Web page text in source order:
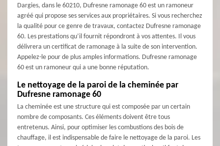
Dargies, dans le 60210, Dufresne ramonage 60 est un ramoneur
agréé qui propose ses services aux propriétaires. Si vous recherchez
la qualité pour ce genre de travaux, contactez Dufresne ramonage
60. Les prestations qu’il fournit répondront à vos attentes. Il vous
délivrera un certificat de ramonage à la suite de son intervention.
Appelez-le pour de plus amples informations. Dufresne ramonage
60 est un ramoneur qui a une bonne réputation.
Le nettoyage de la paroi de la cheminée par
Dufresne ramonage 60
La cheminée est une structure qui est composée par un certain
nombre de composants. Ces éléments doivent être tous
entretenus. Ainsi, pour optimiser les combustions des bois de
chauffage, il est indispensable de faire le nettoyage de la paroi. Les